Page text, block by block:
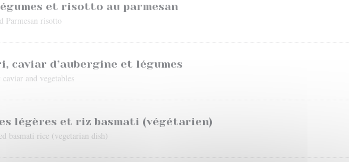
et risotto au parmesan
Parmesan risotto
caviar d’aubergine et légumes
and vegetables
légères et riz basmati (végétarien)
basmati rice (vegetarian dish)